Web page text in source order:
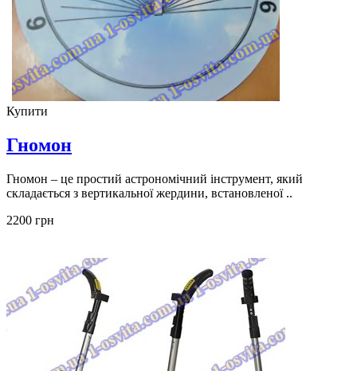
Купити
Гномон
Гномон – це простий астрономічний інструмент, який
складається з вертикальної жердини, встановленої ..
2200 грн